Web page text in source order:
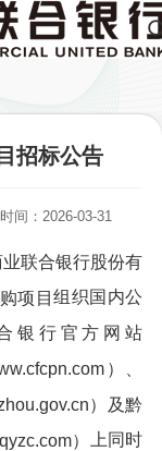
招标公告
间：2026-03-31
联合银行股份有
项目组织国内公
银行官方网站
）、
）
及黔
）
上同时